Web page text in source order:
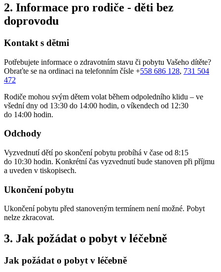
2. Informace pro rodiče - děti bez
doprovodu
Kontakt s dětmi
Potřebujete informace o zdravotním stavu či pobytu Vašeho dítěte?
Obraťte se na ordinaci na telefonním čísle +558 686 128, 731 504
472
Rodiče mohou svým dětem volat během odpoledního klidu – ve
všední dny od 13:30 do 14:00 hodin, o víkendech od 12:30
do 14:00 hodin.
Odchody
Vyzvednutí dětí po skončení pobytu probíhá v čase od 8:15
do 10:30 hodin. Konkrétní čas vyzvednutí bude stanoven při příjmu
a uveden v tiskopisech.
Ukončení pobytu
Ukončení pobytu před stanoveným termínem není možné. Pobyt
nelze zkracovat.
3. Jak požádat o pobyt v léčebně
Jak požádat o pobyt v léčebně